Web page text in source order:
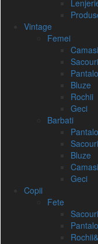
Vintage
Femei
Camasi
Bluze
Rochii
Geci
Barbati
Bluze
Camasi
Geci
Copii
Fete